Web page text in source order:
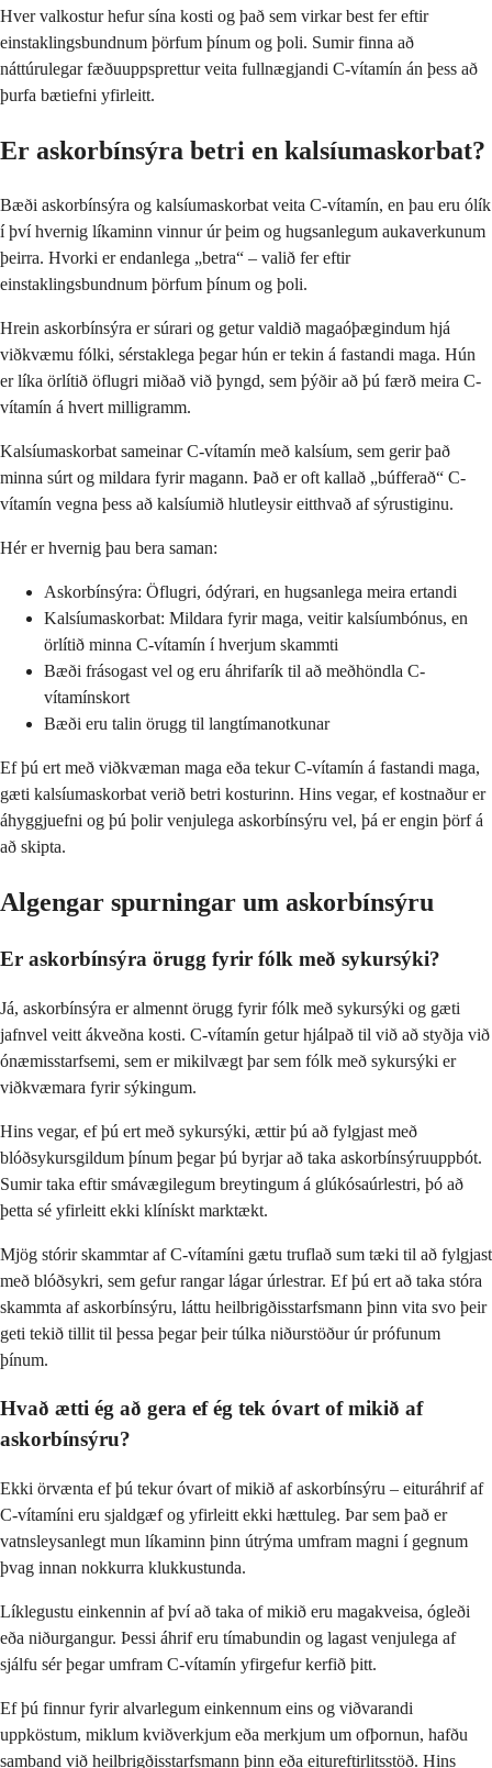
Hver valkostur hefur sína kosti og það sem virkar best fer eftir
einstaklingsbundnum þörfum þínum og þoli. Sumir finna að
náttúrulegar fæðuuppsprettur veita fullnægjandi C-vítamín án þess að
þurfa bætiefni yfirleitt.
Er askorbínsýra betri en kalsíumaskorbat?
Bæði askorbínsýra og kalsíumaskorbat veita C-vítamín, en þau eru ólík
í því hvernig líkaminn vinnur úr þeim og hugsanlegum aukaverkunum
þeirra. Hvorki er endanlega „betra“ – valið fer eftir
einstaklingsbundnum þörfum þínum og þoli.
Hrein askorbínsýra er súrari og getur valdið magaóþægindum hjá
viðkvæmu fólki, sérstaklega þegar hún er tekin á fastandi maga. Hún
er líka örlítið öflugri miðað við þyngd, sem þýðir að þú færð meira C-
vítamín á hvert milligramm.
Kalsíumaskorbat sameinar C-vítamín með kalsíum, sem gerir það
minna súrt og mildara fyrir magann. Það er oft kallað „búfferað“ C-
vítamín vegna þess að kalsíumið hlutleysir eitthvað af sýrustiginu.
Hér er hvernig þau bera saman:
Askorbínsýra: Öflugri, ódýrari, en hugsanlega meira ertandi
Kalsíumaskorbat: Mildara fyrir maga, veitir kalsíumbónus, en
örlítið minna C-vítamín í hverjum skammti
Bæði frásogast vel og eru áhrifarík til að meðhöndla C-
vítamínskort
Bæði eru talin örugg til langtímanotkunar
Ef þú ert með viðkvæman maga eða tekur C-vítamín á fastandi maga,
gæti kalsíumaskorbat verið betri kosturinn. Hins vegar, ef kostnaður er
áhyggjuefni og þú þolir venjulega askorbínsýru vel, þá er engin þörf á
að skipta.
Algengar spurningar um askorbínsýru
Er askorbínsýra örugg fyrir fólk með sykursýki?
Já, askorbínsýra er almennt örugg fyrir fólk með sykursýki og gæti
jafnvel veitt ákveðna kosti. C-vítamín getur hjálpað til við að styðja við
ónæmisstarfsemi, sem er mikilvægt þar sem fólk með sykursýki er
viðkvæmara fyrir sýkingum.
Hins vegar, ef þú ert með sykursýki, ættir þú að fylgjast með
blóðsykursgildum þínum þegar þú byrjar að taka askorbínsýruuppbót.
Sumir taka eftir smávægilegum breytingum á glúkósaúrlestri, þó að
þetta sé yfirleitt ekki klínískt marktækt.
Mjög stórir skammtar af C-vítamíni gætu truflað sum tæki til að fylgjast
með blóðsykri, sem gefur rangar lágar úrlestrar. Ef þú ert að taka stóra
skammta af askorbínsýru, láttu heilbrigðisstarfsmann þinn vita svo þeir
geti tekið tillit til þessa þegar þeir túlka niðurstöður úr prófunum
þínum.
Hvað ætti ég að gera ef ég tek óvart of mikið af
askorbínsýru?
Ekki örvænta ef þú tekur óvart of mikið af askorbínsýru – eituráhrif af
C-vítamíni eru sjaldgæf og yfirleitt ekki hættuleg. Þar sem það er
vatnsleysanlegt mun líkaminn þinn útrýma umfram magni í gegnum
þvag innan nokkurra klukkustunda.
Líklegustu einkennin af því að taka of mikið eru magakveisa, ógleði
eða niðurgangur. Þessi áhrif eru tímabundin og lagast venjulega af
sjálfu sér þegar umfram C-vítamín yfirgefur kerfið þitt.
Ef þú finnur fyrir alvarlegum einkennum eins og viðvarandi
uppköstum, miklum kviðverkjum eða merkjum um ofþornun, hafðu
samband við heilbrigðisstarfsmann þinn eða eitureftirlitsstöð. Hins